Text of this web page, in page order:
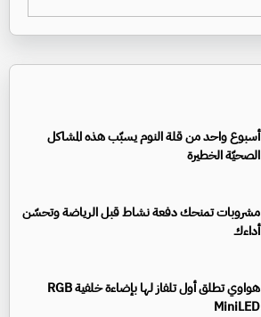
أسبوع واحد من قلة النوم يسبّب هذه المشاكل
الصحيّة الخطيرة
مشروبات تمنحك دفعة نشاط قبل الرياضة وتحسّن
أداءك
هواوي تطلق أول تلفاز لها بإضاءة خلفية RGB
MiniLED